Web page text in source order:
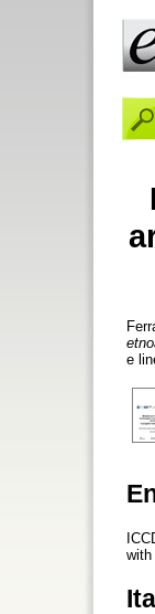
e
with